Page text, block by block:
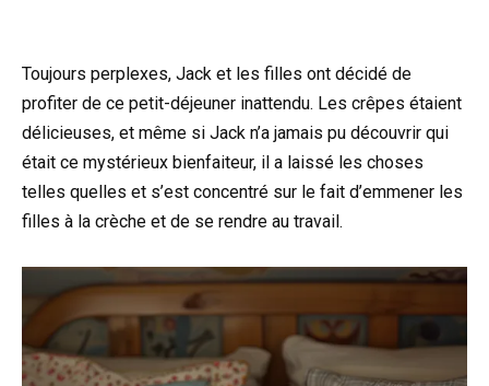
Toujours perplexes, Jack et les filles ont décidé de
profiter de ce petit-déjeuner inattendu. Les crêpes étaient
délicieuses, et même si Jack n’a jamais pu découvrir qui
était ce mystérieux bienfaiteur, il a laissé les choses
telles quelles et s’est concentré sur le fait d’emmener les
filles à la crèche et de se rendre au travail.